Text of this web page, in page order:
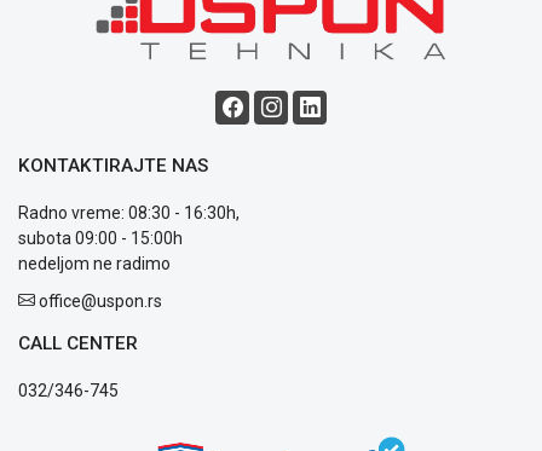
KONTAKTIRAJTE NAS
Radno vreme: 08:30 - 16:30h,
subota 09:00 - 15:00h
nedeljom ne radimo
office@uspon.rs
CALL CENTER
032/346-745